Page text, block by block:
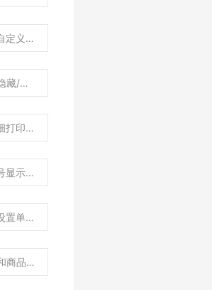
预包装如何打印自定义属性内容？
前台POS导航栏隐藏/菜单栏单双列如何设置？
结账小票商品明细打印如何设置倍高倍宽？
结账单打印流水号显示为空？
标签打印项如何设置单独打印颜色和尺码？
前台POS销售区和商品区域显示宽度如何调整？